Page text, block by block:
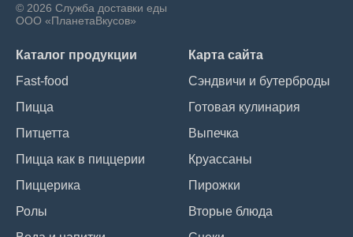
© 2026 Служба доставки еды
ООО «ПланетаВкусов»
Каталог продукции
Fast-food
Пицца
Питцетта
Пицца как в пиццерии
Пиццерика
Ролы
Карта сайта
Сэндвичи и бутерброды
Готовая кулинария
Выпечка
Круассаны
Пирожки
Вторые блюда